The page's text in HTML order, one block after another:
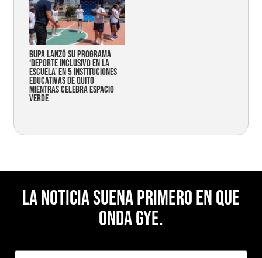
Bupa lanzó su programa
‘Deporte Inclusivo en la
Escuela’ en 5 instituciones
educativas de Quito
mientras celebra espacio
verde
La noticia suena primero en Que
Onda Gye.